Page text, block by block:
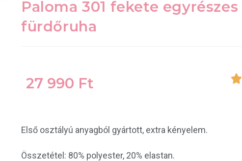
Paloma 301 fekete egyrészes
fürdőruha
27 990 Ft 
Első osztályú anyagból gyártott, extra kényelem.
Összetétel: 80% polyester, 20% elastan.